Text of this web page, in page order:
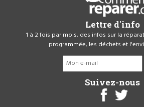
Lettre d'info
1 à 2 fois par mois, des infos sur la
programmée, les déchets et
Suivez-nous